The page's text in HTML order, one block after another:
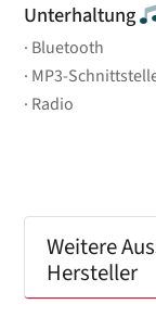
Unterhaltung
Bluetooth
MP3-
Radio
Weitere
Hersteller